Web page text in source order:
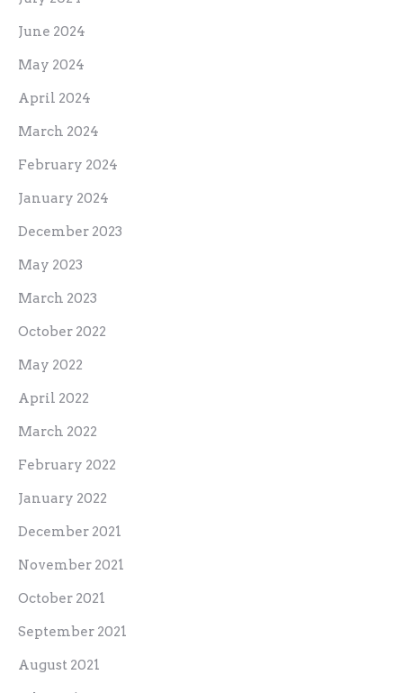
June 2024
May 2024
April 2024
March 2024
February 2024
January 2024
December 2023
May 2023
March 2023
October 2022
May 2022
April 2022
March 2022
February 2022
January 2022
December 2021
November 2021
October 2021
September 2021
August 2021